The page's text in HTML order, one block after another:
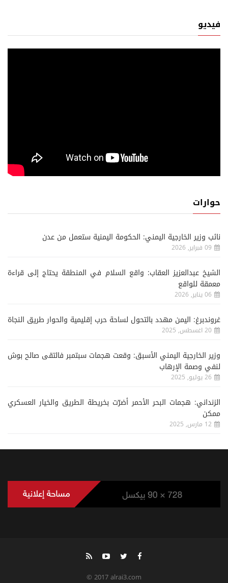
فيديو
حوارات
نائب وزير الخارجية اليمني: الحكومة اليمنية ستعمل من عدن
09 فبراير, 2026
الشيخ عبدالعزيز العقاب: واقع السلام في المنطقة يحتاج إلى قراءة
معمقة للواقع
06 يناير, 2026
غروندبرغ: اليمن مهدد بالتحول لساحة حرب إقليمية والحوار طريق النجاة
20 اغسطس, 2025
وزير الخارجية اليمني الأسبق: وقعت هجمات سبتمبر فالتقى صالح بوش
لنفي وصمة الإرهاب
26 يوليو, 2025
الزنداني: هجمات البحر الأحمر أضرّت بخريطة الطريق والخيار العسكري
ممكن
12 مارس, 2025
© 2017 alrai3.com